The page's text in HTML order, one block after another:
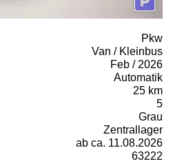
Pkw
Van / Kleinbus
Feb / 2026
Automatik
25 km
5
Grau
Zentrallager
ab ca. 11.08.2026
63222